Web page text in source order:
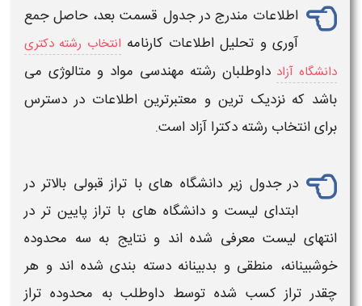
اطلاعات مندرج در جدول قسمت بعد، حاصل جمع
آوری و تحلیل اطلاعات کارنامه انتخاب رشته دکتری
دانشگاه آزاد داوطلبان رشته مهندسی مواد و متالوژی می
باشد که نزدیک ترین و معتبرترین اطلاعات در دسترس
برای انتخاب رشته دکترا آزاد است.
در جدول زیر دانشگاه های با تراز قبولی بالاتر در
ابتدای لیست و دانشگاه های با تراز پایین تر در
انتهای لیست معرفی شده اند و نتایج به سه محدوده
خوشبینانه، منطقی و بدبینانه دسته بندی شده اند و هر
چقدر تراز کسب شده توسط داوطلب به محدوده تراز